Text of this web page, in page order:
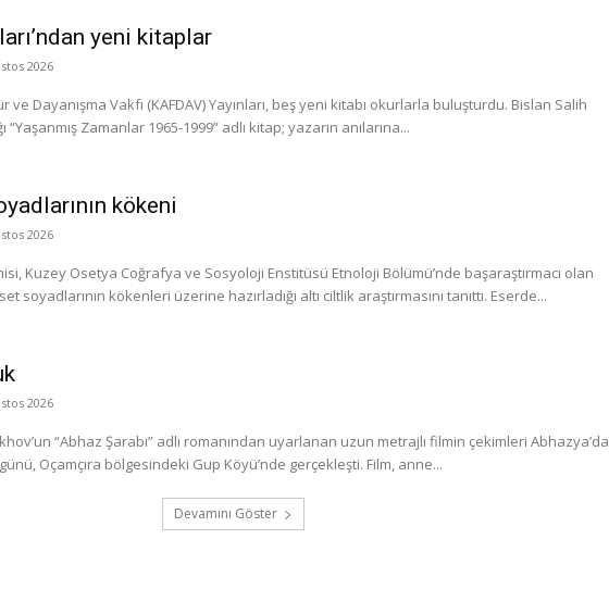
yeni kitaplar
2026
ve Dayanışma Vakfı (KAFDAV) Yayınları, beş yeni kitabı okurlarla buluşturdu. Bislan Salih
“Yaşanmış Zamanlar 1965-1999” adlı kitap; yazarın anılarına...
kökeni
2026
Kuzey Osetya Coğrafya ve Sosyoloji Enstitüsü Etnoloji Bölümü’nde başaraştırmacı olan
soyadlarının kökenleri üzerine hazırladığı altı ciltlik araştırmasını tanıttı. Eserde...
2026
“Abhaz Şarabı” adlı romanından uyarlanan uzun metrajlı filmin çekimleri Abhazya’da
Oçamçıra bölgesindeki Gup Köyü’nde gerçekleşti. Film, anne...
Devamını Göster